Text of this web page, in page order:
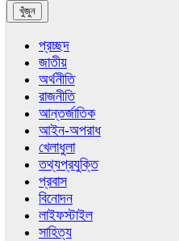
প্রচ্ছদ
জাতীয়
অর্থনীতি
রাজনীতি
আন্তর্জাতিক
আইন-অপরাধ
খেলাধুলা
তথ্যপ্রযুক্তি
প্রবাস
বিনোদন
লাইফস্টাইল
সাহিত্য